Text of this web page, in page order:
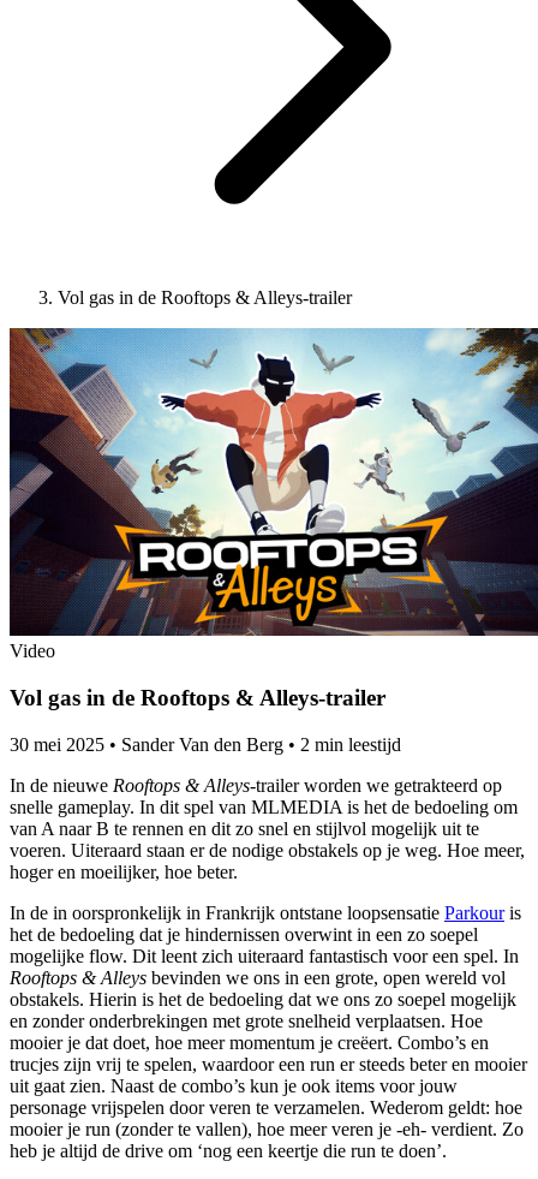
Vol gas in de Rooftops & Alleys-trailer
Video
Vol gas in de Rooftops & Alleys-trailer
30 mei 2025 • Sander Van den Berg • 2 min leestijd
In de nieuwe Rooftops & Alleys-trailer worden we getrakteerd op
snelle gameplay. In dit spel van MLMEDIA is het de bedoeling om
van A naar B te rennen en dit zo snel en stijlvol mogelijk uit te
voeren. Uiteraard staan er de nodige obstakels op je weg. Hoe meer,
hoger en moeilijker, hoe beter.
In de in oorspronkelijk in Frankrijk ontstane loopsensatie Parkouris
het de bedoeling dat je hindernissen overwint in een zo soepel
mogelijke flow. Dit leent zich uiteraard fantastisch voor een spel. In
Rooftops & Alleys bevinden we ons in een grote, open wereld vol
obstakels. Hierin is het de bedoeling dat we ons zo soepel mogelijk
en zonder onderbrekingen met grote snelheid verplaatsen. Hoe
mooier je dat doet, hoe meer momentum je creëert. Combo’s en
trucjes zijn vrij te spelen, waardoor een run er steeds beter en mooier
uit gaat zien. Naast de combo’s kun je ook items voor jouw
personage vrijspelen door veren te verzamelen. Wederom geldt: hoe
mooier je run (zonder te vallen), hoe meer veren je -eh- verdient. Zo
heb je altijd de drive om ‘nog een keertje die run te doen’.